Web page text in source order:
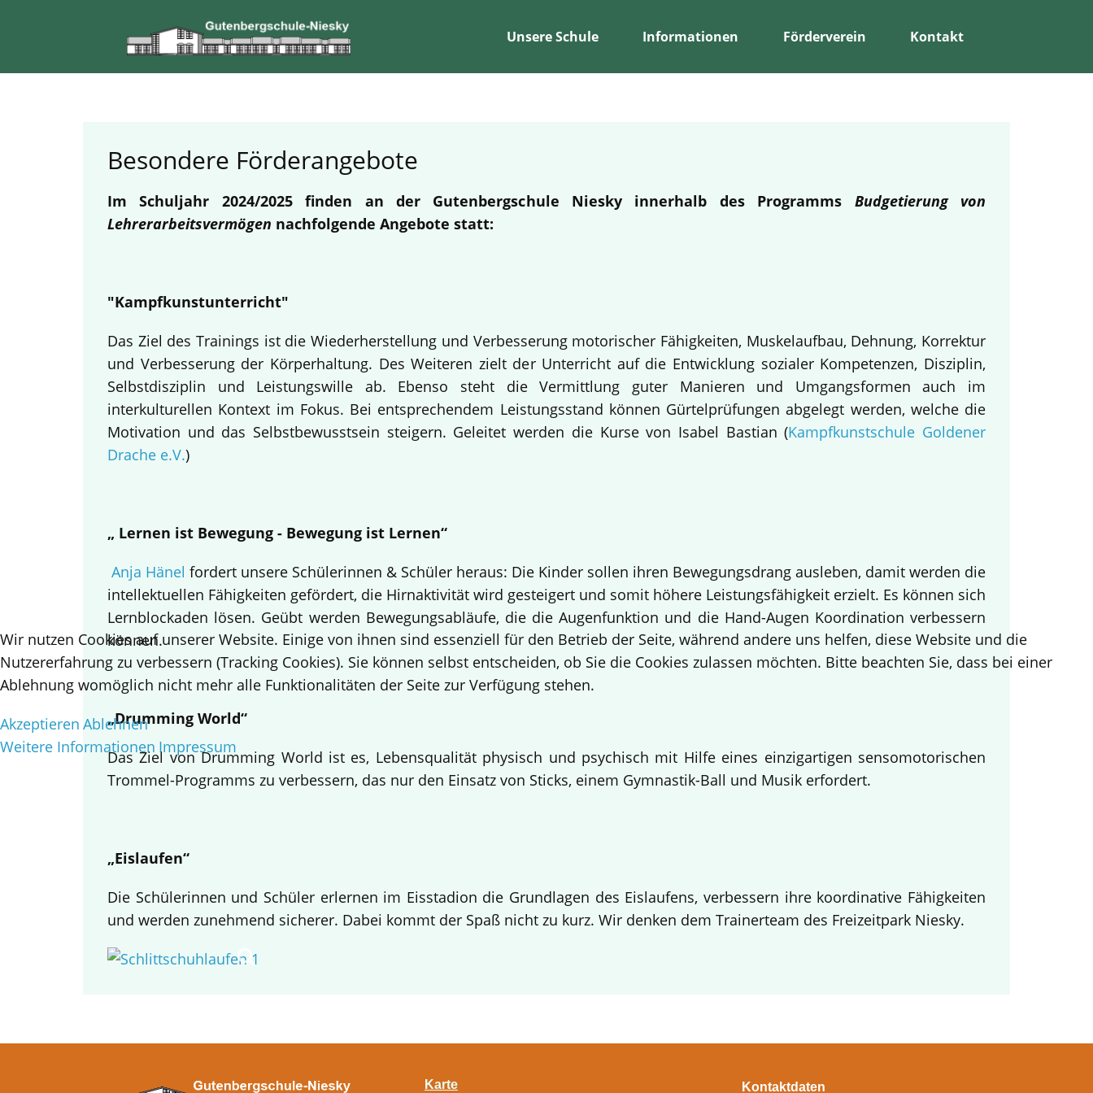
Unsere Schule Informationen Förderverein Kontakt
Besondere Förderangebote
Im Schuljahr 2024/2025 finden an der Gutenbergschule Niesky innerhalb des Programms Budgetierung von
Lehrerarbeitsvermögen nachfolgende Angebote statt:
"Kampfkunstunterricht"
Das Ziel des Trainings ist die Wiederherstellung und Verbesserung motorischer Fähigkeiten, Muskelaufbau, Dehnung, Korrektur
und Verbesserung der Körperhaltung. Des Weiteren zielt der Unterricht auf die Entwicklung sozialer Kompetenzen, Disziplin,
Selbstdisziplin und Leistungswille ab. Ebenso steht die Vermittlung guter Manieren und Umgangsformen auch im
interkulturellen Kontext im Fokus. Bei entsprechendem Leistungsstand können Gürtelprüfungen abgelegt werden, welche die
Motivation und das Selbstbewusstsein steigern. Geleitet werden die Kurse von Isabel Bastian (Kampfkunstschule Goldener
Drache e.V.)
„ Lernen ist Bewegung - Bewegung ist Lernen“
Anja Hänel fordert unsere Schülerinnen & Schüler heraus: Die Kinder sollen ihren Bewegungsdrang ausleben, damit werden die
intellektuellen Fähigkeiten gefördert, die Hirnaktivität wird gesteigert und somit höhere Leistungsfähigkeit erzielt. Es können sich
Lernblockaden lösen. Geübt werden Bewegungsabläufe, die die Augenfunktion und die Hand-Augen Koordination verbessern
können.
„Drumming World“
Das Ziel von Drumming World ist es, Lebensqualität physisch und psychisch mit Hilfe eines einzigartigen sensomotorischen
Trommel-Programms zu verbessern, das nur den Einsatz von Sticks, einem Gymnastik-Ball und Musik erfordert.
„Eislaufen“
Die Schülerinnen und Schüler erlernen im Eisstadion die Grundlagen des Eislaufens, verbessern ihre koordinative Fähigkeiten
und werden zunehmend sicherer. Dabei kommt der Spaß nicht zu kurz. Wir denken dem Trainerteam des Freizeitpark Niesky.
Karte Kontaktdaten
Wir nutzen Cookies auf unserer Website. Einige von ihnen sind essenziell für den Betrieb der Seite, während andere uns helfen, diese Website und die
Nutzererfahrung zu verbessern (Tracking Cookies). Sie können selbst entscheiden, ob Sie die Cookies zulassen möchten. Bitte beachten Sie, dass bei einer
Ablehnung womöglich nicht mehr alle Funktionalitäten der Seite zur Verfügung stehen.
Akzeptieren Ablehnen
Weitere Informationen Impressum